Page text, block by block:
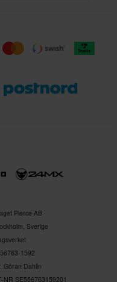
Pierce AB
Sverige
1592
Göran Dahlin
NR SE556763159201